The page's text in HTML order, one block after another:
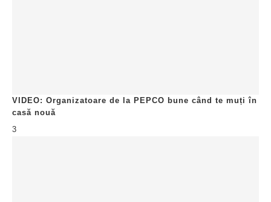
VIDEO: Organizatoare de la PEPCO bune când te muți în
casă nouă
3